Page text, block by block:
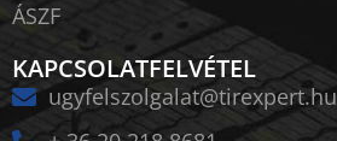
ÁSZF
KAPCSOLATFELVÉTEL
ugyfelszolgalat@tirexpert.hu